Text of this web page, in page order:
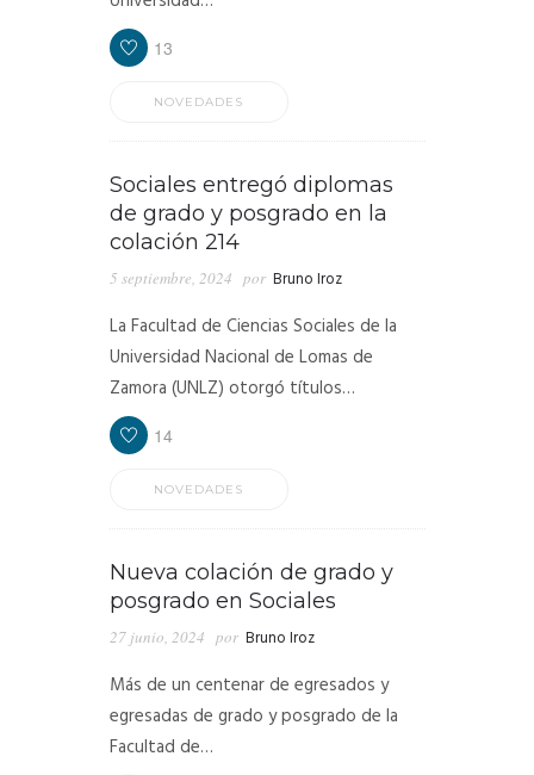
13
NOVEDADES
Sociales entregó diplomas
de grado y posgrado en la
colación 214
5 septiembre, 2024 por Bruno Iroz
La Facultad de Ciencias Sociales de la
Universidad Nacional de Lomas de
Zamora (UNLZ) otorgó títulos…
14
NOVEDADES
Nueva colación de grado y
posgrado en Sociales
27 junio, 2024 por Bruno Iroz
Más de un centenar de egresados y
egresadas de grado y posgrado de la
Facultad de…